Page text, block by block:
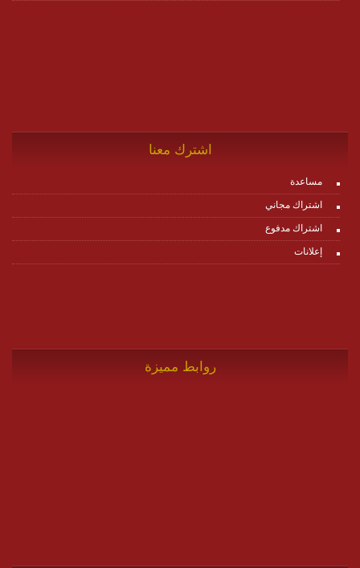
اشترك معنا
مساعدة
اشتراك مجاني
اشتراك مدفوع
إعلانات
روابط مميزة